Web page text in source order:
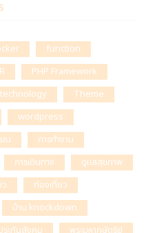
function
PHP Framework
technology
Theme
wordpress
ณ
การทำงาน
การเดินทาง
ดูแลสุขภาพ
ท่องเที่ยว
บ้าน knockdown